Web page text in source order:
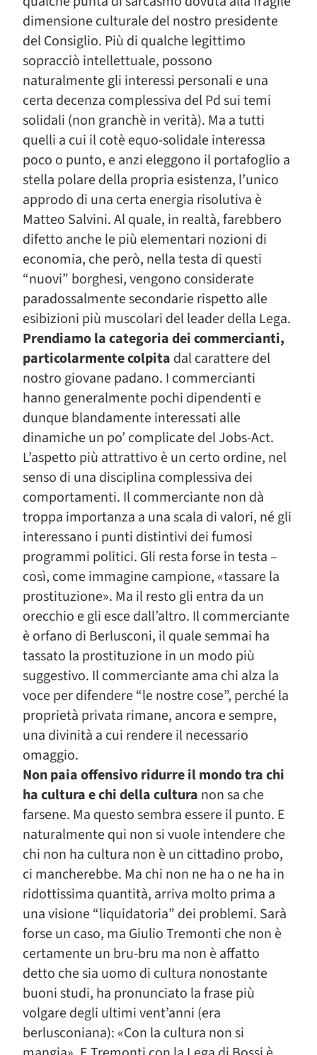
dimensione culturale del nostro presidente
del Consiglio. Più di qualche legittimo
sopracciò intellettuale, possono
naturalmente gli interessi personali e una
certa decenza complessiva del Pd sui temi
solidali (non granchè in verità). Ma a tutti
quelli a cui il cotè equo-solidale interessa
poco o punto, e anzi eleggono il portafoglio a
stella polare della propria esistenza, l’unico
approdo di una certa energia risolutiva è
Matteo Salvini. Al quale, in realtà, farebbero
difetto anche le più elementari nozioni di
economia, che però, nella testa di questi
“nuovi” borghesi, vengono considerate
paradossalmente secondarie rispetto alle
esibizioni più muscolari del leader della Lega.
Prendiamo la categoria dei commercianti,
particolarmente colpita dal carattere del
nostro giovane padano. I commercianti
hanno generalmente pochi dipendenti e
dunque blandamente interessati alle
dinamiche un po’ complicate del Jobs-Act.
L’aspetto più attrattivo è un certo ordine, nel
senso di una disciplina complessiva dei
comportamenti. Il commerciante non dà
troppa importanza a una scala di valori, né gli
interessano i punti distintivi dei fumosi
programmi politici. Gli resta forse in testa –
così, come immagine campione, «tassare la
prostituzione». Ma il resto gli entra da un
orecchio e gli esce dall’altro. Il commerciante
è orfano di Berlusconi, il quale semmai ha
tassato la prostituzione in un modo più
suggestivo. Il commerciante ama chi alza la
voce per difendere “le nostre cose”, perché la
proprietà privata rimane, ancora e sempre,
una divinità a cui rendere il necessario
omaggio.
Non paia offensivo ridurre il mondo tra chi
ha cultura e chi della cultura non sa che
farsene. Ma questo sembra essere il punto. E
naturalmente qui non si vuole intendere che
chi non ha cultura non è un cittadino probo,
ci mancherebbe. Ma chi non ne ha o ne ha in
ridottissima quantità, arriva molto prima a
una visione “liquidatoria” dei problemi. Sarà
forse un caso, ma Giulio Tremonti che non è
certamente un bru-bru ma non è affatto
detto che sia uomo di cultura nonostante
buoni studi, ha pronunciato la frase più
volgare degli ultimi vent’anni (era
berlusconiana): «Con la cultura non si